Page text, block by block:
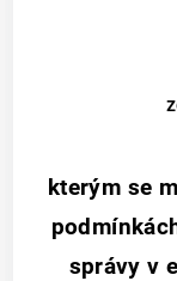
kterým se
správy v